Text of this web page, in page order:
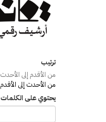
ترتيب
من الأقدم إلى الأحدث
من الأحدث إلى الأقدم
يحتوي على الكلمات